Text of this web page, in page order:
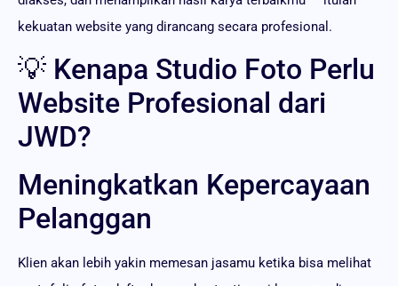
kekuatan website yang dirancang secara profesional.
💡 Kenapa Studio Foto Perlu
Website Profesional dari
JWD?
Meningkatkan Kepercayaan
Pelanggan
Klien akan lebih yakin memesan jasamu ketika bisa melihat